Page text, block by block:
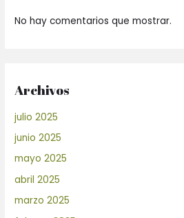
No hay comentarios que mostrar.
Archivos
julio 2025
junio 2025
mayo 2025
abril 2025
marzo 2025